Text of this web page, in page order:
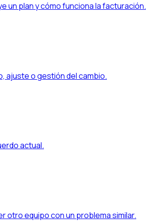
un plan y cómo funciona la facturación.
ajuste o gestión del cambio.
actual.
otro equipo con un problema similar.